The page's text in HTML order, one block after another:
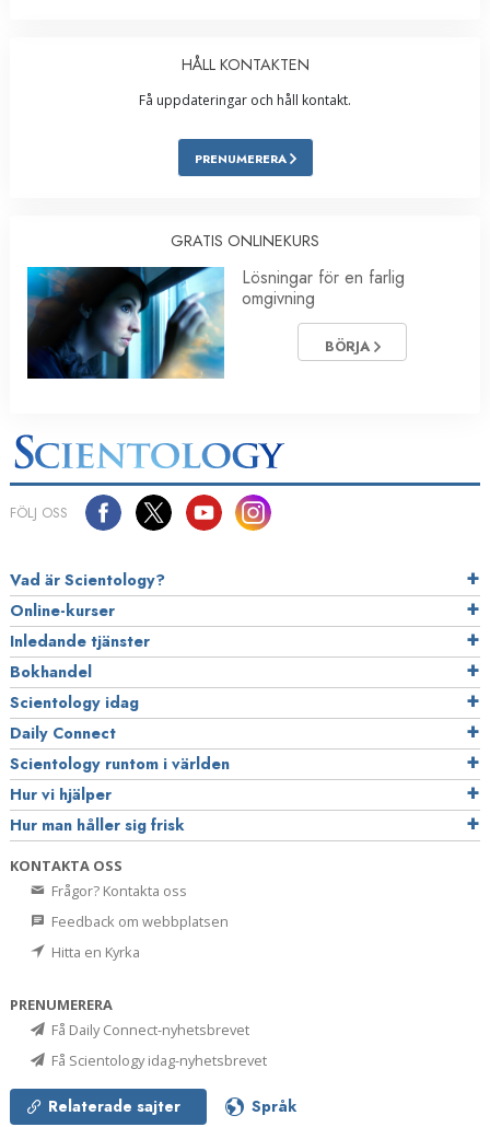
HÅLL KONTAKTEN
Få uppdateringar och håll kontakt.
PRENUMERERA
GRATIS ONLINEKURS
Lösningar för en farlig
omgivning
BÖRJA
FÖLJ OSS
Vad är Scientology?
Online-kurser
Inledande tjänster
Bokhandel
Scientology idag
Daily Connect
Scientology runtom i världen
Hur vi hjälper
Hur man håller sig frisk
KONTAKTA OSS
Frågor? Kontakta oss
Feedback om webbplatsen
Hitta en Kyrka
PRENUMERERA
Få Daily Connect-nyhetsbrevet
Få Scientology idag-nyhetsbrevet
Relaterade sajter Språk